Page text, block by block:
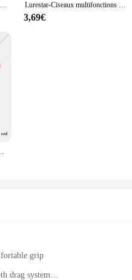
Livraison gratuite! Lurestar C9-air bas Frofile Baitcasting moulinet Double bobine en aluminium leurre moulinet de pêche poignée en carbone Lurestar-Ciseaux multifonctions en acier inoxydable, coupe-ligne de pêche PE, dissolvant d'anneaux d'appât, mini outils de pêche
3,69€
UL adapté à la truite et à l'épine
grip
drag system